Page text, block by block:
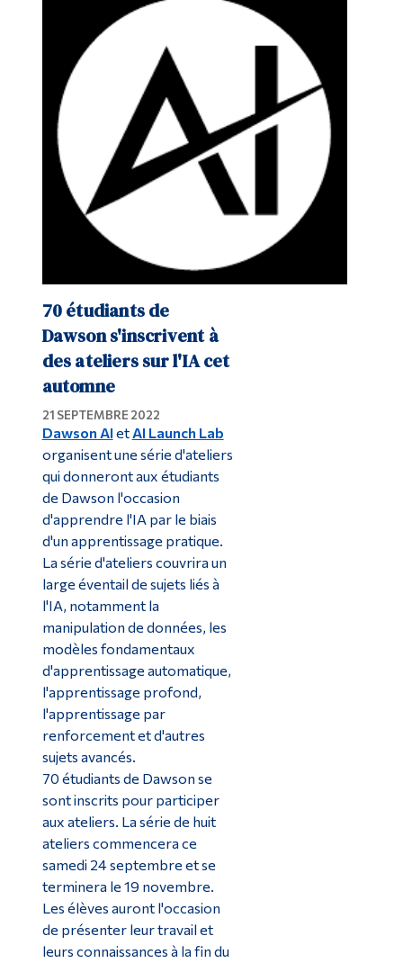
70 étudiants de
Dawson s'inscrivent à
des ateliers sur l'IA cet
automne
21 SEPTEMBRE 2022
Dawson AI et AI Launch Lab
organisent une série d'ateliers
qui donneront aux étudiants
de Dawson l'occasion
d'apprendre l'IA par le biais
d'un apprentissage pratique.
La série d'ateliers couvrira un
large éventail de sujets liés à
l'IA, notamment la
manipulation de données, les
modèles fondamentaux
d'apprentissage automatique,
l'apprentissage profond,
l'apprentissage par
renforcement et d'autres
sujets avancés.
70 étudiants de Dawson se
sont inscrits pour participer
aux ateliers. La série de huit
ateliers commencera ce
samedi 24 septembre et se
terminera le 19 novembre.
Les élèves auront l'occasion
de présenter leur travail et
leurs connaissances à la fin du
Corps enseignant et
personnel administratif
Diplômé·es et visiteur·euses